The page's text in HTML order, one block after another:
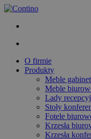
O firmie
Produkty
Meble
Meble
Lady
Stoły
Fotele
Krzesła
Krzesła